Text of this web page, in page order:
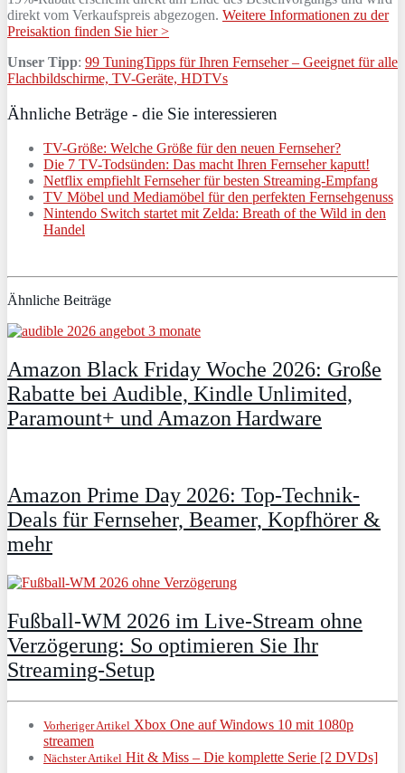
direkt vom Verkaufspreis abgezogen. Weitere Informationen zu der
Preisaktion finden Sie hier >
Unser Tipp: 99 TuningTipps für Ihren Fernseher – Geeignet für alle
Flachbildschirme, TV-Geräte, HDTVs
Ähnliche Beträge - die Sie interessieren
TV-Größe: Welche Größe für den neuen Fernseher?
Die 7 TV-Todsünden: Das macht Ihren Fernseher kaputt!
Netflix empfiehlt Fernseher für besten Streaming-Empfang
TV Möbel und Mediamöbel für den perfekten Fernsehgenuss
Nintendo Switch startet mit Zelda: Breath of the Wild in den
Handel
Ähnliche Beiträge
Amazon Black Friday Woche 2026: Große
Rabatte bei Audible, Kindle Unlimited,
Paramount+ und Amazon Hardware
Amazon Prime Day 2026: Top-Technik-
Deals für Fernseher, Beamer, Kopfhörer &
mehr
Fußball-WM 2026 im Live-Stream ohne
Verzögerung: So optimieren Sie Ihr
Streaming-Setup
Vorheriger Artikel Xbox One auf Windows 10 mit 1080p
streamen
Nächster Artikel Hit & Miss – Die komplette Serie [2 DVDs]